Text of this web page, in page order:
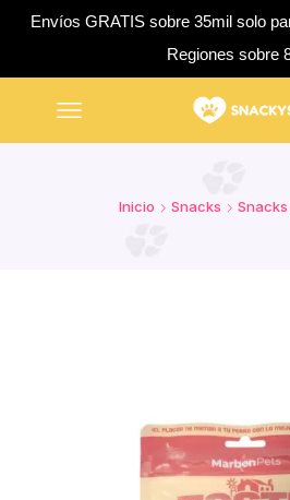
Envíos GRATIS sobre 35mil solo
Regiones sobre
Inicio Snacks